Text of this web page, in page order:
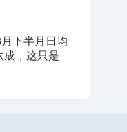
下半月日均
成，这只是